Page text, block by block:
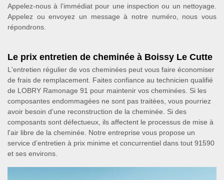
Appelez-nous à l’immédiat pour une inspection ou un nettoyage.
Appelez ou envoyez un message à notre numéro, nous vous
répondrons.
Le prix entretien de cheminée à Boissy Le Cutte
L'entretien régulier de vos cheminées peut vous faire économiser
de frais de remplacement. Faites confiance au technicien qualifié
de LOBRY Ramonage 91 pour maintenir vos cheminées. Si les
composantes endommagées ne sont pas traitées, vous pourriez
avoir besoin d'une reconstruction de la cheminée. Si des
composants sont défectueux, ils affectent le processus de mise à
l'air libre de la cheminée. Notre entreprise vous propose un
service d’entretien à prix minime et concurrentiel dans tout 91590
et ses environs.